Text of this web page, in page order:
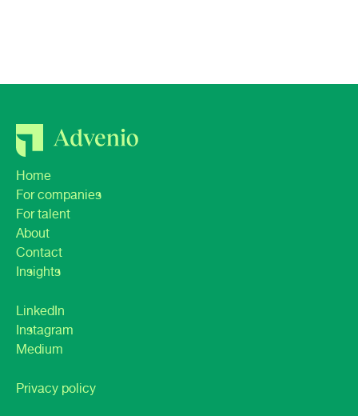
Home
For companies
For talent
About
Contact
Insights
LinkedIn
Instagram
Medium
Privacy policy